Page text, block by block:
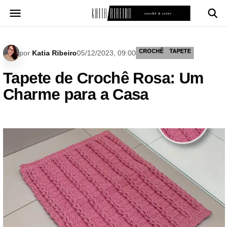
para
por Katia Ribeiro05/12/2023, 09:00 CROCHÊ TAPETE
Tapete de Crochê Rosa: Um
Charme para a Casa